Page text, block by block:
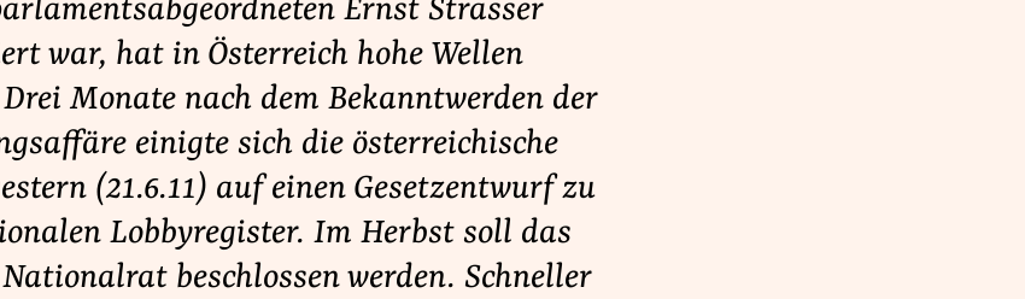
Ernst Strasser
war, hat in Österreich hohe Wellen
Monate nach dem Bekanntwerden der
einigte sich die österreichische
(21.6.11) auf einen Gesetzentwurf zu
Lobbyregister. Im Herbst soll das
beschlossen werden. Schneller